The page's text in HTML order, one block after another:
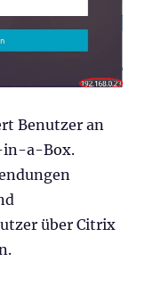
Benutzer an
in-a-Box.
über Citrix